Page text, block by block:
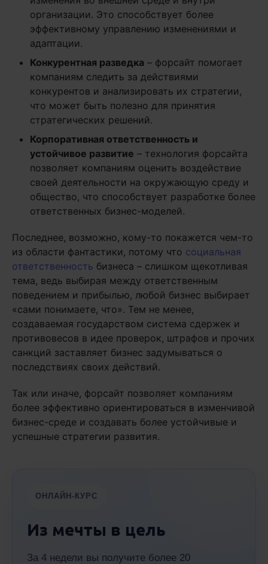
организации. Это способствует более
эффективному управлению изменениями и
адаптации.
Конкурентная разведка – форсайт помогает
компаниям следить за действиями
конкурентов и анализировать их стратегии,
что может быть полезно для принятия
стратегических решений.
Корпоративная ответственность и
устойчивое развитие – технология форсайта
позволяет компаниям оценить воздействие
своей деятельности на окружающую среду и
общество, что способствует разработке более
ответственных бизнес-моделей.
Последнее, возможно, кому-то покажется чем-то
из области фантастики, потому что социальная
ответственность бизнеса – слишком щекотливая
тема, ведь выбирая между ответственным
поведением и прибылью, любой бизнес выбирает
«сами понимаете, что». Тем не менее,
создаваемая государством система сдержек и
противовесов в идее проверок, штрафов и прочих
санкций заставляет бизнес задумываться о
последствиях своих действий.
Так или иначе, форсайт позволяет компаниям
более эффективно ориентироваться в изменчивой
бизнес-среде и создавать более устойчивые и
успешные стратегии развития.
ОНЛАЙН-КУРС
Из мечты в цель
За 4 недели вы получите более 20